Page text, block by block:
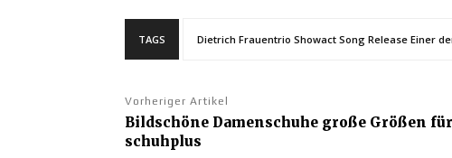
TAGS Dietrich Frauentrio Showact Song Release Einer
Vorheriger Artikel
Bildschöne Damenschuhe große Größen
schuhplus